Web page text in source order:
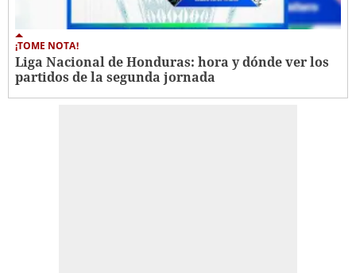
¡TOME NOTA!
Liga Nacional de Honduras: hora y dónde ver los
partidos de la segunda jornada